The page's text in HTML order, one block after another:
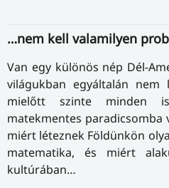
…nem kell valamilyen
Van egy különös nép Dél-
világukban egyáltalán
mielőtt szinte minden
matekmentes paradicsomba
miért léteznek Földünkön
matematika, és miért
kultúrában…